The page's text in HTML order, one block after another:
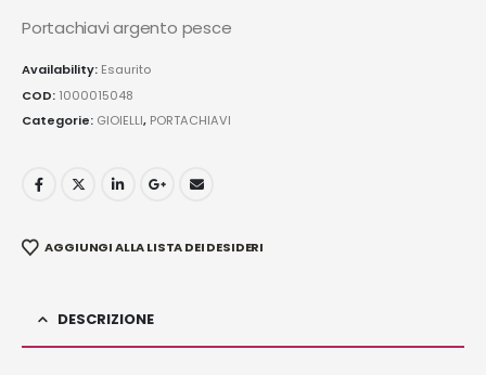
Portachiavi argento pesce
Availability: Esaurito
COD: 1000015048
Categorie: GIOIELLI, PORTACHIAVI
AGGIUNGI ALLA LISTA DEI DESIDERI
DESCRIZIONE